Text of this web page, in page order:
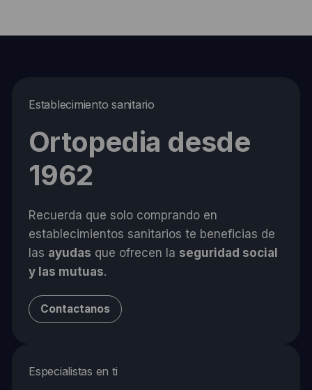
Establecimiento sanitario
Ortopedia desde
1962
Recuerda que solo comprando en
establecimientos sanitarios te beneficias de
las ayudas que ofrecen la seguridad social
y las mutuas.
Contactanos
Especialistas en ti